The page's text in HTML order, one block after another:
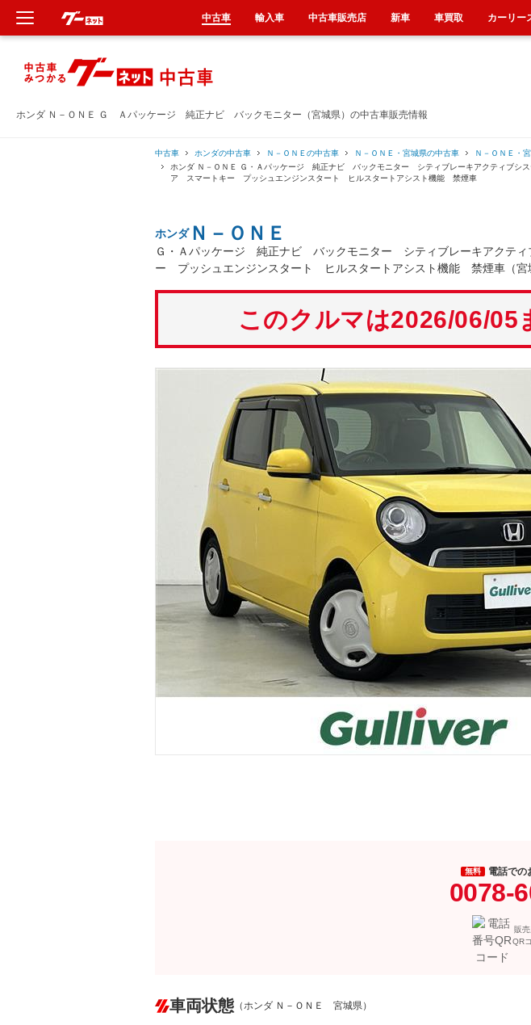
ホンダ Ｎ－ＯＮＥ Ｇ Ａパッケージ 純正ナビ バックモニター（宮城県）の中古車販売情報
中古車 ホンダの中古車 Ｎ－ＯＮＥの中古車 Ｎ－ＯＮＥ・宮城県の中古車
Ｎ－ＯＮＥ・
ホンダ Ｎ－ＯＮＥ Ｇ・Ａパッケージ 純正ナビ バックモニター シティブレーキアクティブシ
ア スマートキー プッシュエンジンスタート ヒルスタートアシスト機能 禁煙車
ホンダＮ－ＯＮＥ
Ｇ・Ａパッケージ 純正ナビ バックモニター シティブレーキアクテ
ー プッシュエンジンスタート ヒルスタートアシスト機能 禁煙車（宮
このクルマは2026/06/05
無料 電話での
0078-
販
QR
車両状態 （ホンダ Ｎ－ＯＮＥ 宮城県）
中古車 輸入車 中古車販売店 新車 車買取 カーリー
新車
中古車